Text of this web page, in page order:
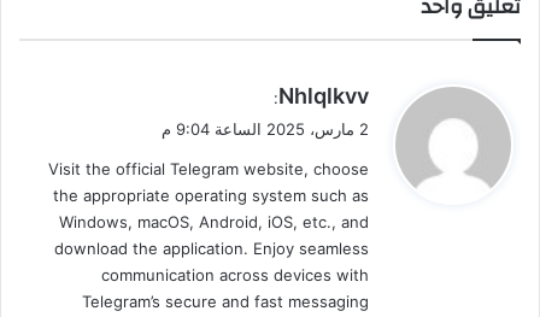
ي
ل
Nhlqlkvv
:
2 مارس، 2025 الساعة 9:04 م
Visit the official Telegram website, choose
the appropriate operating system such as
Windows, macOS, Android, iOS, etc., and
download the application. Enjoy seamless
communication across devices with
Telegram’s secure and fast messaging